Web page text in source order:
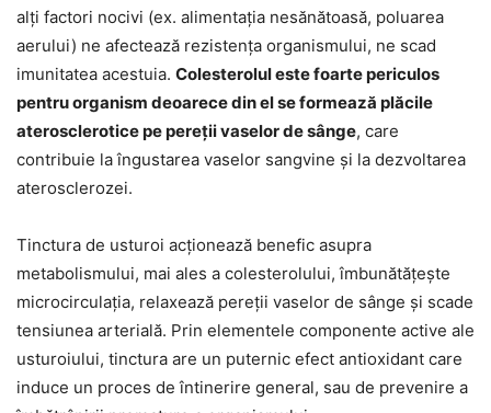
alți factori nocivi (ex. alimentația nesănătoasă, poluarea
aerului) ne afectează rezistența organismului, ne scad
imunitatea acestuia. Colesterolul este foarte periculos
pentru organism deoarece din el se formează plăcile
aterosclerotice pe pereții vaselor de sânge, care
contribuie la îngustarea vaselor sangvine și la dezvoltarea
aterosclerozei.
Tinctura de usturoi acționează benefic asupra
metabolismului, mai ales a colesterolului, îmbunătățește
microcirculația, relaxează pereții vaselor de sânge și scade
tensiunea arterială. Prin elementele componente active ale
usturoiului, tinctura are un puternic efect antioxidant care
induce un proces de întinerire general, sau de prevenire a